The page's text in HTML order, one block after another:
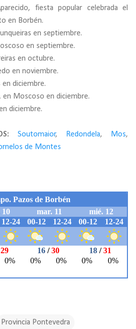
fiesta popular celebrada el
en Borbén.
en septiembre.
en septiembre.
en octubre.
en noviembre.
en diciembre.
en Moscoso en diciembre.
diciembre.
Soutomaior, Redondela, Mos,
de Montes
Provincia Pontevedra